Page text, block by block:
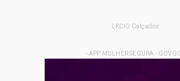
LKCIO Calçados
- APP MULHER SEGURA -